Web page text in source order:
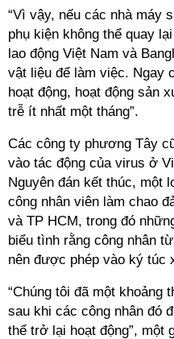
“Vì vậy, nếu các nhà máy
phụ kiện không thể quay
lao động Việt Nam và
vật liệu để làm việc. Ngay
hoạt động, hoạt động sản
trễ ít nhất một tháng”.
Các công ty phương Tây
vào tác động của virus ở
Nguyên đán kết thúc, một
công nhân viên làm chao
và TP HCM, trong đó
biểu tình rằng công nhân
nên được phép vào ký túc
“Chúng tôi đã một khoảng
sau khi các công nhân đó
thể trở lại hoạt động”, một